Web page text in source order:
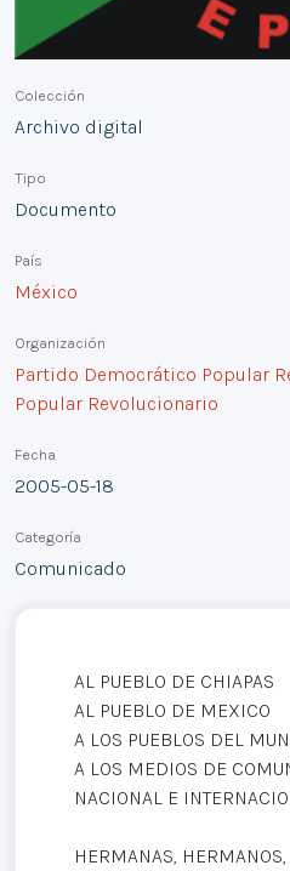
Colección
Archivo digital
Tipo
Documento
País
México
Organización
Partido Democrático Popular
Popular Revolucionario
Fecha
2005-05-18
Categoría
Comunicado
AL PUEBLO DE CHIAPAS
AL PUEBLO DE MEXICO
A LOS PUEBLOS DEL
A LOS MEDIOS DE
NACIONAL E
HERMANAS,